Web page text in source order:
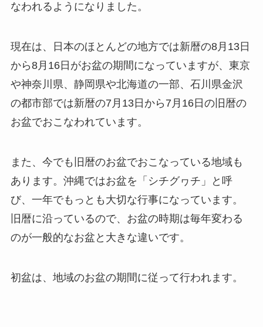
なわれるようになりました。
現在は、日本のほとんどの地方では新暦の8月13日
から8月16日がお盆の期間になっていますが、東京
や神奈川県、静岡県や北海道の一部、石川県金沢
の都市部では新暦の7月13日から7月16日の旧暦の
お盆でおこなわれています。
また、今でも旧暦のお盆でおこなっている地域も
あります。沖縄ではお盆を「シチグヮチ」と呼
び、一年でもっとも大切な行事になっています。
旧暦に沿っているので、お盆の時期は毎年変わる
のが一般的なお盆と大きな違いです。
初盆は、地域のお盆の期間に従って行われます。